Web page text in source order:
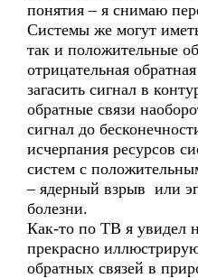
понятия – я снимаю
Системы же могут
так и положительные
отрицательная
загасить сигнал в
обратные связи
сигнал до
исчерпания ресурсов
систем с
– ядерный взрыв или
болезни.
Как-то по ТВ я увидел
прекрасно
обратных связей в